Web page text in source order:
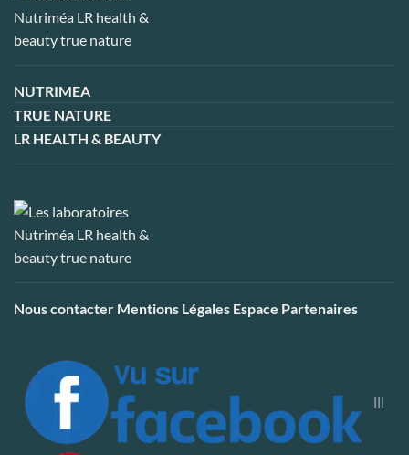
NUTRIMEA
TRUE NATURE
LR HEALTH & BEAUTY
Nous contacter Mentions Légales Espace Partenaires
|||